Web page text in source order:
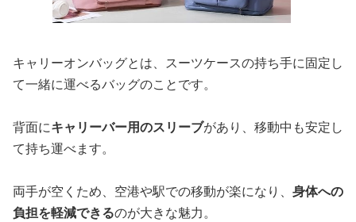
キャリーオンバッグとは、スーツケースの持ち手に固定し
て一緒に運べるバッグのことです。
背面にキャリーバー用のスリーブがあり、移動中も安定し
て持ち運べます。
両手が空くため、空港や駅での移動が楽になり、 身体への
負担を軽減できるのが大きな魅力。